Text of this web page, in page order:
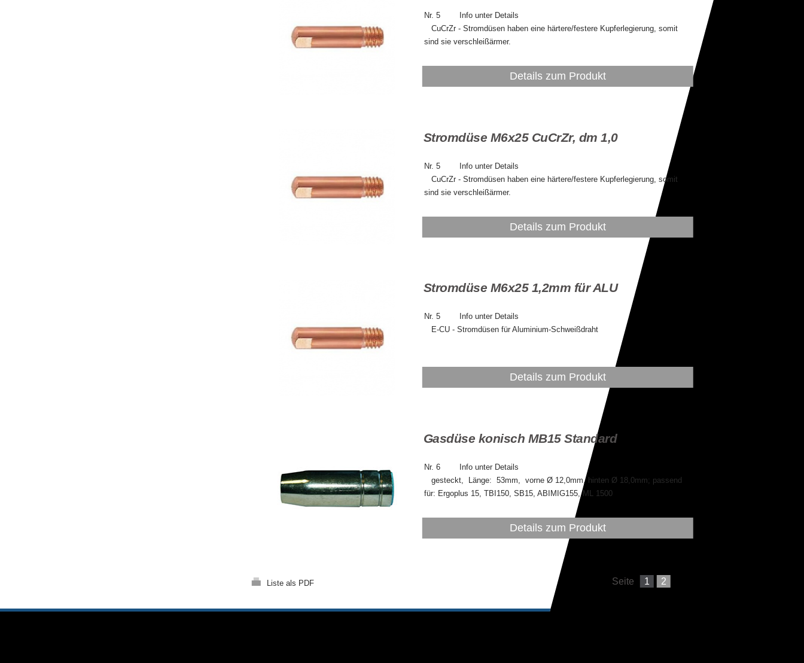
Nr. 5 Info unter Details
CuCrZr - Stromdüsen haben eine härtere/festere Kupferlegierung, somit
sind sie verschleißärmer.
Details zum Produkt
Stromdüse M6x25 CuCrZr, dm 1,0
Nr. 5 Info unter Details
CuCrZr - Stromdüsen haben eine härtere/festere Kupferlegierung, somit
sind sie verschleißärmer.
Details zum Produkt
Stromdüse M6x25 1,2mm für ALU
Nr. 5 Info unter Details
E-CU - Stromdüsen für Aluminium-Schweißdraht
Details zum Produkt
Gasdüse konisch MB15 Standard
Nr. 6 Info unter Details
gesteckt, Länge: 53mm, vorne Ø 12,0mm, hinten Ø 18,0mm; passend
für: Ergoplus 15, TBI150, SB15, ABIMIG155, ML 1500
Details zum Produkt
Liste als PDF Seite 1 2